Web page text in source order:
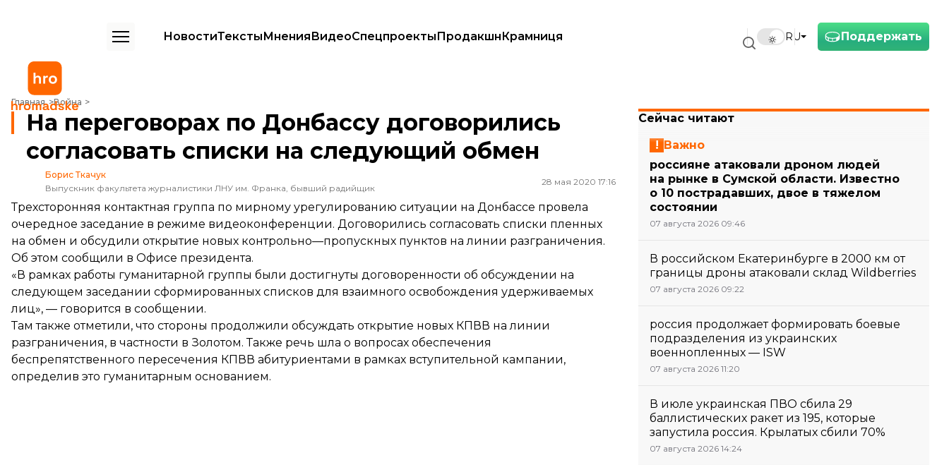
Поддержать
RU
НовостиТекстыМненияВидеоСпецпроектыПродакшнКрамниця
Главная Война
На переговорах по Донбассу договорились согласовать списки на следующий обмен
На переговорах по Донбассу договорились
согласовать списки на следующий обмен
Борис Ткачук
Выпускник факультета журналистики ЛНУ им. Франка, бывший радийщик
28 мая 2020 17:16
Трехсторонняя контактная группа по мирному урегулированию ситуации на Донбассе провела
очередное заседание в режиме видеоконференции. Договорились согласовать списки пленных
на обмен и обсудили открытие новых контрольно—пропускных пунктов на линии разграничения.
Об этом сообщили в Офисе президента.
«В рамках работы гуманитарной группы были достигнуты договоренности об обсуждении на
следующем заседании сформированных списков для взаимного освобождения удерживаемых
лиц», — говорится в сообщении.
Там также отметили, что стороны продолжили обсуждать открытие новых КПВВ на линии
разграничения, в частности в Золотом. Также речь шла о вопросах обеспечения
беспрепятственного пересечения КПВВ абитуриентами в рамках вступительной кампании,
определив это гуманитарным основанием.
Сейчас читают
Важно
россияне атаковали дроном людей
на рынке в Сумской области. Известно
о 10 пострадавших, двое в тяжелом
состоянии
07 августа 2026 09:46
В российском Екатеринбурге в 2000 км от
границы дроны атаковали склад Wildberries
07 августа 2026 09:22
россия продолжает формировать боевые
подразделения из украинских
военнопленных — ISW
07 августа 2026 11:20
В июле украинская ПВО сбила 29
баллистических ракет из 195, которые
запустила россия. Крылатых сбили 70%
07 августа 2026 14:24